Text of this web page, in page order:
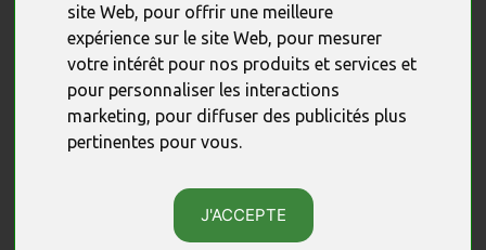
site Web, pour offrir une meilleure
expérience sur le site Web, pour mesurer
votre intérêt pour nos produits et services et
pour personnaliser les interactions
marketing, pour diffuser des publicités plus
pertinentes pour vous.
J'ACCEPTE